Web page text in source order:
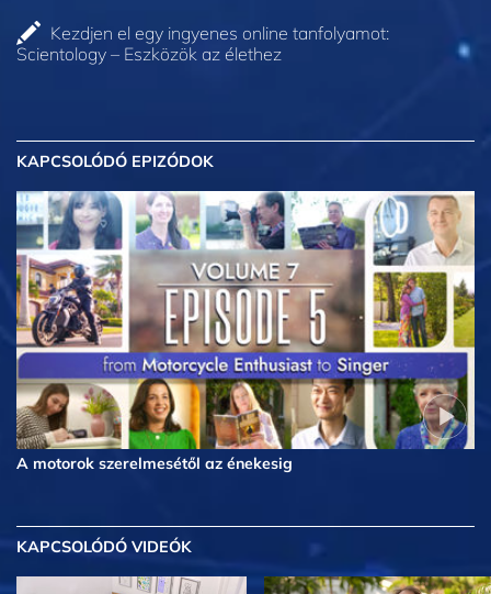
Kezdjen el egy ingyenes online tanfolyamot:
Scientology – Eszközök az élethez
KAPCSOLÓDÓ EPIZÓDOK
A motorok szerelmesétől az énekesig
KAPCSOLÓDÓ VIDEÓK